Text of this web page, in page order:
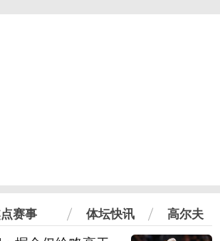
赛事 体坛快讯 高尔夫